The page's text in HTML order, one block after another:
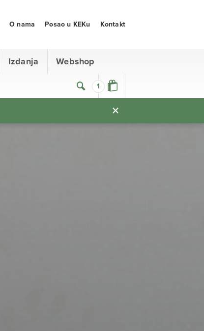
1
Izdanja Webshop
O nama Posao u KEKu Kontakt